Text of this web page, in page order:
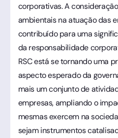
corporativas. A
ambientais na atuação das
contribuído para uma
da responsabilidade
RSC está se tornando uma
aspecto esperado da
mais um conjunto de
empresas, ampliando o
mesmas exercem na
sejam instrumentos